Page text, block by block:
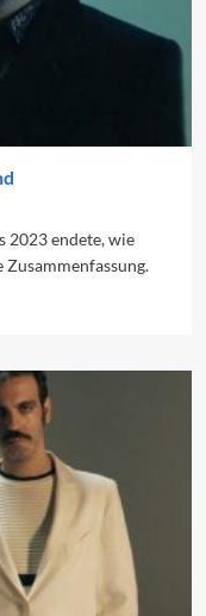
2023 endete, wie
Zusammenfassung.